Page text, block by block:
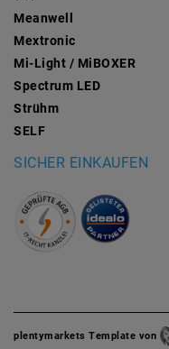
Meanwell
Mextronic
Mi-Light / MiBOXER
Spectrum LED
Strühm
SELF
SICHER EINKAUFEN
plentymarkets Template von